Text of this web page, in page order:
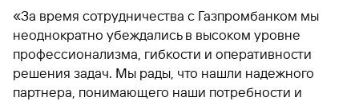
Федеральный
закон №115-
ФЗ
Вклады
сайту
Вклады
Брокер-
клиент
Дистанционные
Офисы
обслуживания
юридических
лиц
«За время сотрудничества с Газпромбанком мы
неоднократно убеждались в высоком уровне
профессионализма, гибкости и оперативности
решения задач. Мы рады, что нашли надежного
партнера, понимающего наши потребности и